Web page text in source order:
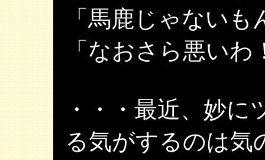
「馬鹿じゃない
「なおさら悪いわ
・・・最近、妙
る気がするのは気